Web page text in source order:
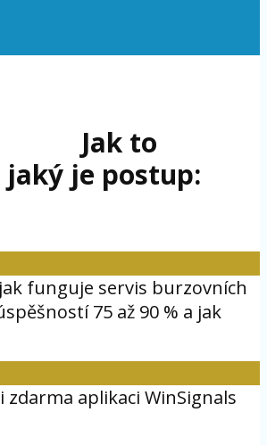
to
je postup:
funguje servis burzovních
75 až 90 % a jak
zdarma aplikaci WinSignals